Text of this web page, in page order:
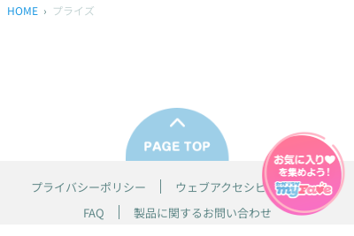
HOME プライズ
プライバシーポリシー
ウェブアクセシビリティ方針
FAQ
製品に関するお問い合わせ